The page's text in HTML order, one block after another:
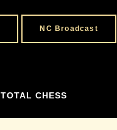
NC Broadcast
TOTAL CHESS